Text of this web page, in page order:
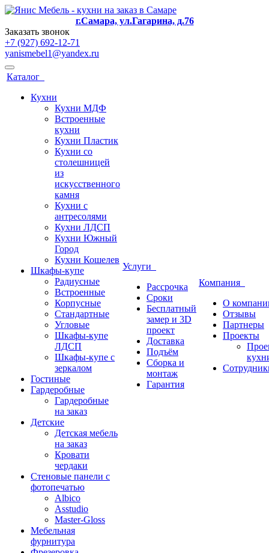
г.Самара, ул.Гагарина, д.76
Заказать звонок
+7 (927) 692-12-71
yanismebel1@yandex.ru
Каталог
Кухни
Кухни МДФ
Встроенные
кухни
Кухни Пластик
Кухни со
столешницей
из
искусcтвенного
камня
Кухни с
антресолями
Кухни ЛДСП
Кухни Южный
Город
Кухни Кошелев
Шкафы-купе
Радиусные
Встроенные
Корпусные
Стандартные
Угловые
Шкафы-купе
ЛДСП
Шкафы-купе с
зеркалом
Гостиные
Гардеробные
Гардеробные
на заказ
Детские
Детская мебель
на заказ
Кровати
чердаки
Стеновые панели с
фотопечатью
Albico
Asstudio
Master-Gloss
Мебельная
фурнитура
Услуги
Рассрочка
Сроки
Бесплатный
замер и 3D
проект
Доставка
Подъём
Сборка и
монтаж
Гарантия
Компания
О
Отзывы
Партнеры
Проекты